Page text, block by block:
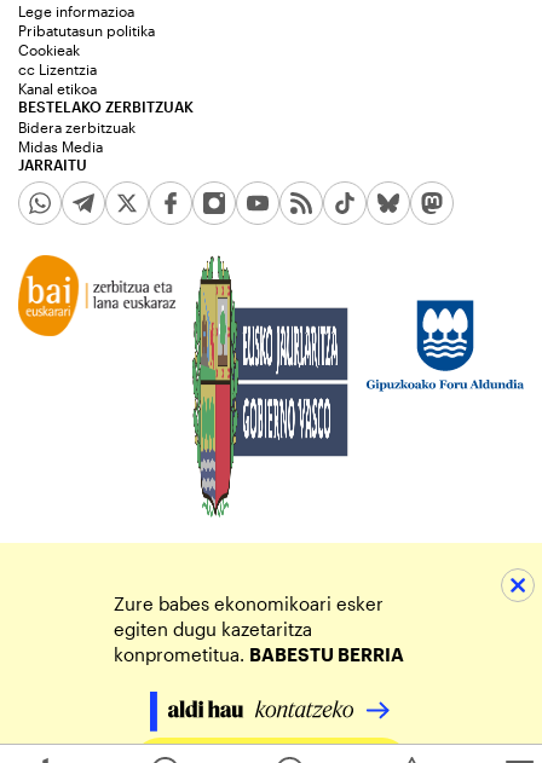
JARRAITU
Lege informazioa
Pribatutasun politika
Cookieak
cc Lizentzia
Kanal etikoa
BESTELAKO ZERBITZUAK
Bidera zerbitzuak
Midas Media
Zure babes ekonomikoari esker
egiten dugu kazetaritza
konprometitua. BABESTU BERRIA